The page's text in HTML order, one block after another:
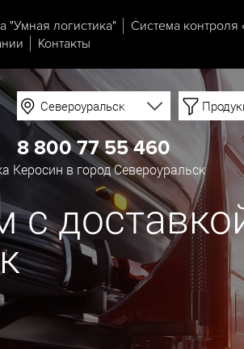
"Умная логистика" Система контроля
Контакты
Североуральск
8 800 77 55 460
в город Североуральск
с